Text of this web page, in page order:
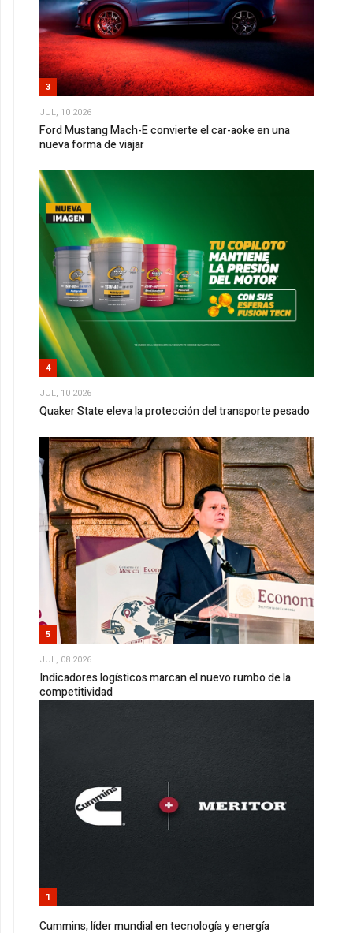
3
JUL, 10 2026
Ford Mustang Mach-E convierte el car-aoke en una
nueva forma de viajar
4
JUL, 10 2026
Quaker State eleva la protección del transporte pesado
5
JUL, 08 2026
Indicadores logísticos marcan el nuevo rumbo de la
competitividad
1
Cummins, líder mundial en tecnología y energía